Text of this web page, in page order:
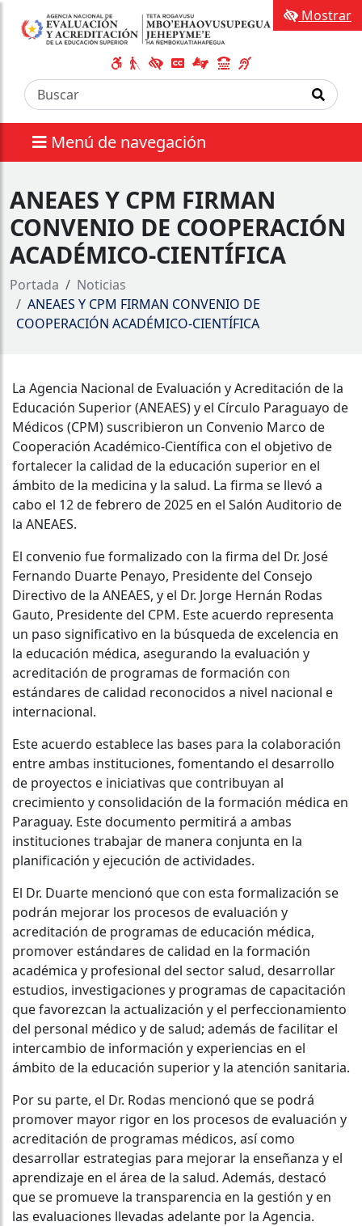
Menú de navegación
Mostrar
ANEAES Y CPM FIRMAN
CONVENIO DE COOPERACIÓN
ACADÉMICO-CIENTÍFICA
Portada
Noticias
ANEAES Y CPM FIRMAN CONVENIO DE
COOPERACIÓN ACADÉMICO-CIENTÍFICA
La Agencia Nacional de Evaluación y Acreditación de la
Educación Superior (ANEAES) y el Círculo Paraguayo de
Médicos (CPM) suscribieron un Convenio Marco de
Cooperación Académico-Científica con el objetivo de
fortalecer la calidad de la educación superior en el
ámbito de la medicina y la salud. La firma se llevó a
cabo el 12 de febrero de 2025 en el Salón Auditorio de
la ANEAES.
El convenio fue formalizado con la firma del Dr. José
Fernando Duarte Penayo, Presidente del Consejo
Directivo de la ANEAES, y el Dr. Jorge Hernán Rodas
Gauto, Presidente del CPM. Este acuerdo representa
un paso significativo en la búsqueda de excelencia en
la educación médica, asegurando la evaluación y
acreditación de programas de formación con
estándares de calidad reconocidos a nivel nacional e
internacional.
Este acuerdo establece las bases para la colaboración
entre ambas instituciones, fomentando el desarrollo
de proyectos e iniciativas que contribuyan al
crecimiento y consolidación de la formación médica en
Paraguay. Este documento permitirá a ambas
instituciones trabajar de manera conjunta en la
planificación y ejecución de actividades.
El Dr. Duarte mencionó que con esta formalización se
podrán mejorar los procesos de evaluación y
acreditación de programas de educación médica,
promover estándares de calidad en la formación
académica y profesional del sector salud, desarrollar
estudios, investigaciones y programas de capacitación
que favorezcan la actualización y el perfeccionamiento
del personal médico y de salud; además de facilitar el
intercambio de información y experiencias en el
ámbito de la educación superior y la atención sanitaria.
Por su parte, el Dr. Rodas mencionó que se podrá
promover mayor rigor en los procesos de evaluación y
acreditación de programas médicos, así como
desarrollar estrategias para mejorar la enseñanza y el
aprendizaje en el área de la salud. Además, destacó
que se promueve la transparencia en la gestión y en
las evaluaciones llevadas adelante por la Agencia.